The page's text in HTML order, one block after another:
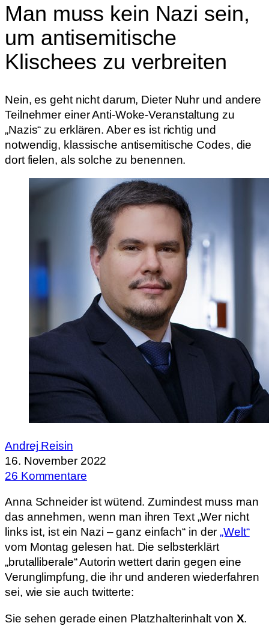
Man muss kein Nazi sein,
um antisemitische
Klischees zu verbreiten
Nein, es geht nicht darum, Dieter Nuhr und andere
Teilnehmer einer Anti-Woke-Veranstaltung zu
„Nazis“ zu erklären. Aber es ist richtig und
notwendig, klassische antisemitische Codes, die
dort fielen, als solche zu benennen.
Andrej Reisin
16. November 2022
26 Kommentare
Anna Schneider ist wütend. Zumindest muss man
das annehmen, wenn man ihren Text „Wer nicht
links ist, ist ein Nazi – ganz einfach“ in der„Welt“
vom Montag gelesen hat. Die selbsterklärt
„brutalliberale“ Autorin wettert darin gegen eine
Verunglimpfung, die ihr und anderen wiederfahren
sei, wie sie auch twitterte:
Sie sehen gerade einen Platzhalterinhalt von X.